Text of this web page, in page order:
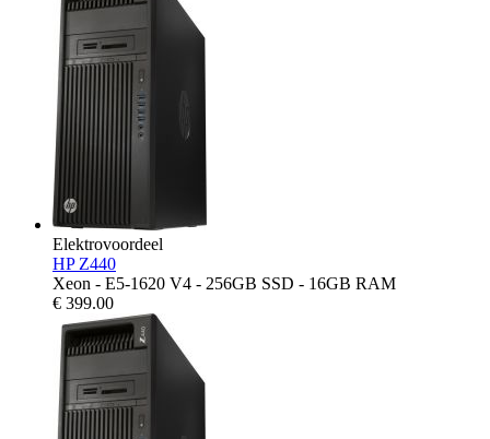
Elektrovoordeel
HP Z440
Xeon - E5-1620 V4 - 256GB SSD - 16GB RAM
€ 399.00